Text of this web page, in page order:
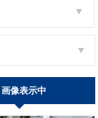
画像表示中